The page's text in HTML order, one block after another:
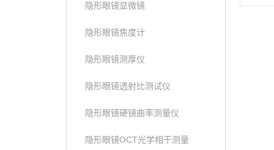
隐形眼镜显微镜
隐形眼镜焦度计
隐形眼镜测厚仪
隐形眼镜透射比测试仪
隐形眼镜硬镜曲率测量仪
隐形眼镜OCT光学相干测量